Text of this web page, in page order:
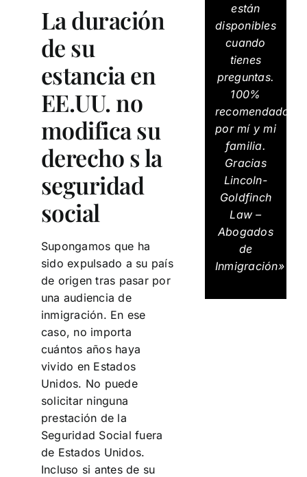
La duración
de su
estancia en
EE.UU. no
modifica su
derecho s la
seguridad
social
Supongamos que ha
sido expulsado a su país
de origen tras pasar por
una audiencia de
inmigración. En ese
caso, no importa
cuántos años haya
vivido en Estados
Unidos. No puede
solicitar ninguna
prestación de la
Seguridad Social fuera
de Estados Unidos.
Incluso si antes de su
están
disponibles
cuando
tienes
preguntas.
100%
recomendados
por mí y mi
familia.
Gracias
Lincoln-
Goldfinch
Law –
Abogados
de
Inmigración»